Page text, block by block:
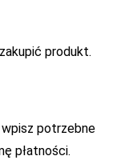
produkt.
potrzebne
płatności.